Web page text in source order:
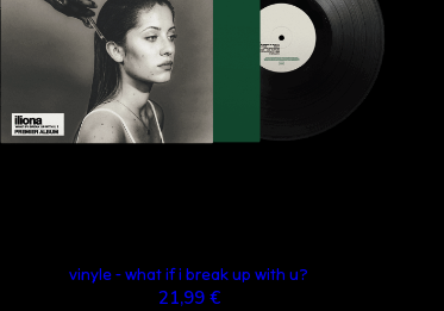
vinyle - what if i break up with u?
21,99 €